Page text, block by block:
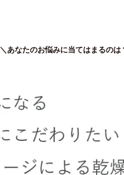
＼あなたのお悩みに当てはまるのは